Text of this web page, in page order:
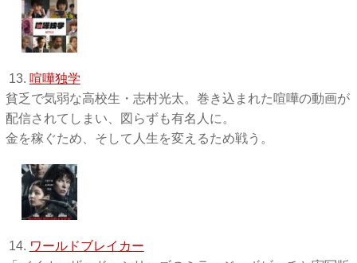
13. 喧嘩独学
貧乏で気弱な高校生・志村光太。巻き込まれた喧嘩の動画が
配信されてしまい、図らずも有名人に。
金を稼ぐため、そして人生を変えるため戦う。
14. ワールドブレイカー